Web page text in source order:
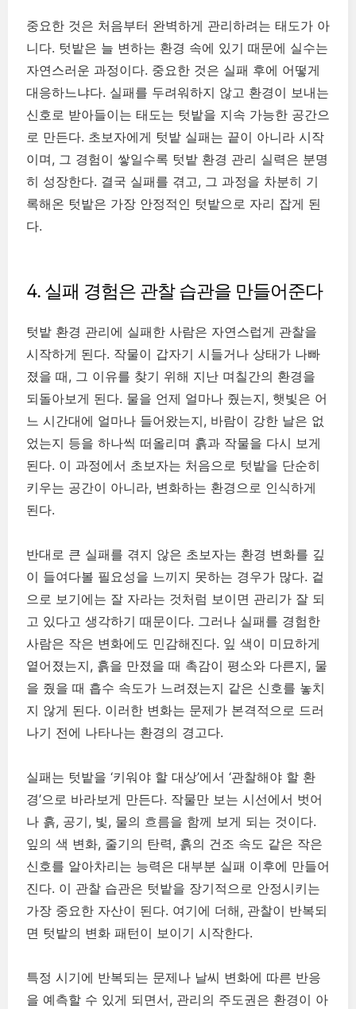
중요한 것은 처음부터 완벽하게 관리하려는 태도가 아
니다. 텃밭은 늘 변하는 환경 속에 있기 때문에 실수는
자연스러운 과정이다. 중요한 것은 실패 후에 어떻게
대응하느냐다. 실패를 두려워하지 않고 환경이 보내는
신호로 받아들이는 태도는 텃밭을 지속 가능한 공간으
로 만든다. 초보자에게 텃밭 실패는 끝이 아니라 시작
이며, 그 경험이 쌓일수록 텃밭 환경 관리 실력은 분명
히 성장한다. 결국 실패를 겪고, 그 과정을 차분히 기
록해온 텃밭은 가장 안정적인 텃밭으로 자리 잡게 된
다.
4. 실패 경험은 관찰 습관을 만들어준다
텃밭 환경 관리에 실패한 사람은 자연스럽게 관찰을
시작하게 된다. 작물이 갑자기 시들거나 상태가 나빠
졌을 때, 그 이유를 찾기 위해 지난 며칠간의 환경을
되돌아보게 된다. 물을 언제 얼마나 줬는지, 햇빛은 어
느 시간대에 얼마나 들어왔는지, 바람이 강한 날은 없
었는지 등을 하나씩 떠올리며 흙과 작물을 다시 보게
된다. 이 과정에서 초보자는 처음으로 텃밭을 단순히
키우는 공간이 아니라, 변화하는 환경으로 인식하게
된다.
반대로 큰 실패를 겪지 않은 초보자는 환경 변화를 깊
이 들여다볼 필요성을 느끼지 못하는 경우가 많다. 겉
으로 보기에는 잘 자라는 것처럼 보이면 관리가 잘 되
고 있다고 생각하기 때문이다. 그러나 실패를 경험한
사람은 작은 변화에도 민감해진다. 잎 색이 미묘하게
옅어졌는지, 흙을 만졌을 때 촉감이 평소와 다른지, 물
을 줬을 때 흡수 속도가 느려졌는지 같은 신호를 놓치
지 않게 된다. 이러한 변화는 문제가 본격적으로 드러
나기 전에 나타나는 환경의 경고다.
실패는 텃밭을 ‘키워야 할 대상’에서 ‘관찰해야 할 환
경’으로 바라보게 만든다. 작물만 보는 시선에서 벗어
나 흙, 공기, 빛, 물의 흐름을 함께 보게 되는 것이다.
잎의 색 변화, 줄기의 탄력, 흙의 건조 속도 같은 작은
신호를 알아차리는 능력은 대부분 실패 이후에 만들어
진다. 이 관찰 습관은 텃밭을 장기적으로 안정시키는
가장 중요한 자산이 된다. 여기에 더해, 관찰이 반복되
면 텃밭의 변화 패턴이 보이기 시작한다.
특정 시기에 반복되는 문제나 날씨 변화에 따른 반응
을 예측할 수 있게 되면서, 관리의 주도권은 환경이 아